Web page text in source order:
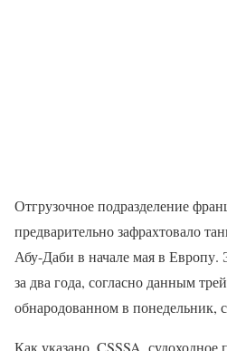
Отгрузочное подразделение
предварительно зафрахтовало
Абу-Даби в начале мая в Европу.
за два года, согласно данным
обнародованном в понедельник,
Как указано, CSSSA, судоходное